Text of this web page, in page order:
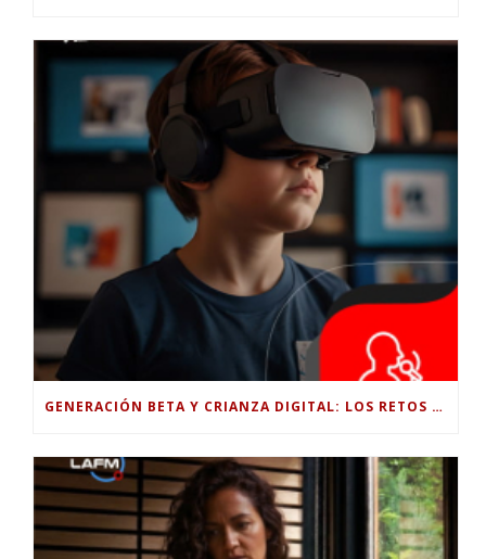
GENERACIÓN BETA Y CRIANZA DIGITAL: LOS RETOS DE CRIAR HIJOS EN LA ERA DE LA INTELIGENCIA ARTIFICIAL